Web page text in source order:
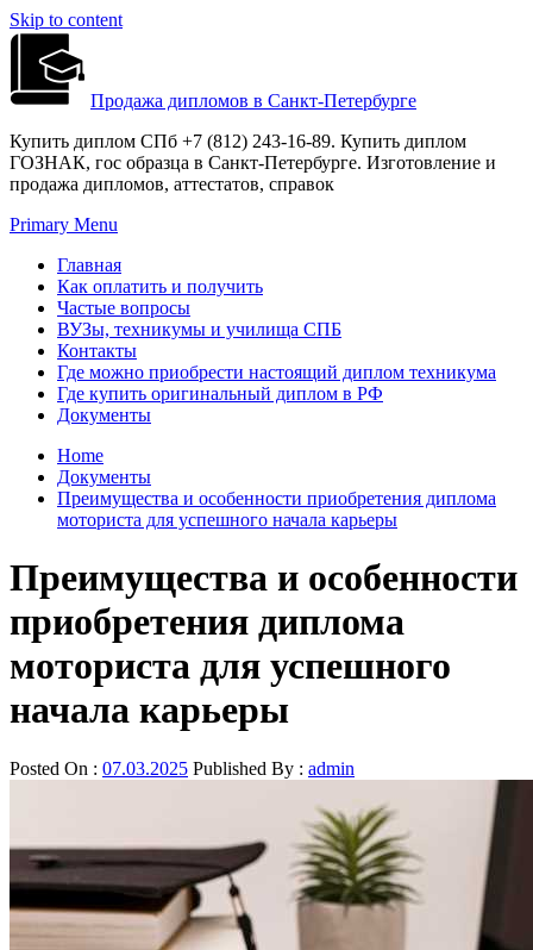
Skip to content
Продажа дипломов в Санкт-Петербурге
Купить диплом СПб +7 (812) 243-16-89. Купить диплом
ГОЗНАК, гос образца в Санкт-Петербурге. Изготовление и
продажа дипломов, аттестатов, справок
Primary Menu
Главная
Как оплатить и получить
Частые вопросы
ВУЗы, техникумы и училища СПБ
Контакты
Где можно приобрести настоящий диплом техникума
Где купить оригинальный диплом в РФ
Документы
Home
Документы
Преимущества и особенности приобретения диплома
моториста для успешного начала карьеры
Преимущества и особенности
приобретения диплома
моториста для успешного
начала карьеры
Posted On : 07.03.2025 Published By : admin